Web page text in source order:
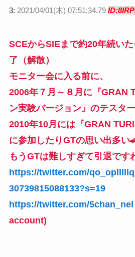
3: 2021/04/01(木) 07:51:34.79
SCEからSIEまで約20年続い
了（解散）
モニター会に入る前に、
2006年７月～８月に『GRAN
ン実験バージョン』のテスタ
2010年10月には『GRAN
に参加したりGTの思い出多い
もうGTは難しすぎて引退です
https://twitter.com/
30739815088133?s=19
https://twitter.com/5chan_nel
account)